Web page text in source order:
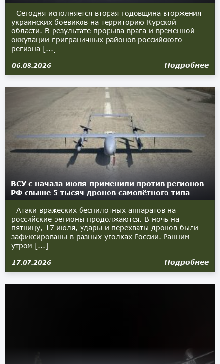
Сегодня исполняется вторая годовщина вторжения
украинских боевиков на территорию Курской
области. В результате прорыва врага и временной
оккупации приграничных районов российского
региона [...]
06.08.2026 Подробнее
ВСУ с начала июля применили против регионов
РФ свыше 5 тысяч дронов самолётного типа
Атаки вражеских беспилотных аппаратов на
российские регионы продолжаются. В ночь на
пятницу, 17 июля, удары и перехваты дронов были
зафиксированы в разных уголках России. Ранним
утром [...]
17.07.2026 Подробнее